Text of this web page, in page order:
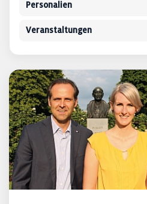
Personalien
Veranstaltungen